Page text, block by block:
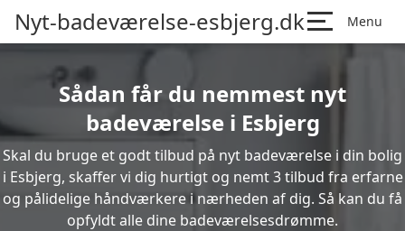
Nyt-badeværelse-esbjerg.dk Menu
Sådan får du nemmest nyt
badeværelse i Esbjerg
Skal du bruge et godt tilbud på nyt badeværelse i din bolig
i Esbjerg, skaffer vi dig hurtigt og nemt 3 tilbud fra erfarne
og pålidelige håndværkere i nærheden af dig. Så kan du få
opfyldt alle dine badeværelsesdrømme.